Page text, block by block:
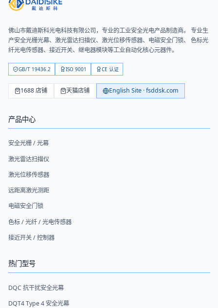
佛山市戴迪斯科光电科技有限公司，专业的工业安全光电产品制造商。 专业生
产安全光栅光幕、激光雷达扫描仪、激光位移传感器、电磁安全门锁、 色标光
纤光电传感器、接近开关、继电器模块等工业自动化核心元器件。
GB/T 19436.2 ISO 9001 CE 认证
1688 店铺 天猫店铺 English Site · fsddsk.com
产品中心
安全光栅 / 光幕
激光雷达扫描仪
激光位移传感器
远距离激光测距
电磁安全门锁
色标 / 光纤 / 光电传感器
接近开关 / 控制器
热门型号
DQC 抗干扰安全光幕
DQT4 Type 4 安全光幕